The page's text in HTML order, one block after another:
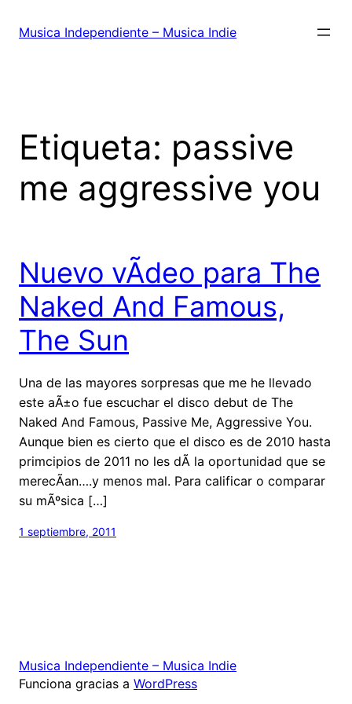
Musica Independiente – Musica Indie
Etiqueta: passive
me aggressive you
Nuevo vÃ­deo para The
Naked And Famous,
The Sun
Una de las mayores sorpresas que me he llevado
este aÃ±o fue escuchar el disco debut de The
Naked And Famous, Passive Me, Aggressive You.
Aunque bien es cierto que el disco es de 2010 hasta
primcipios de 2011 no les dÃ­ la oportunidad que se
merecÃ­an….y menos mal. Para calificar o comparar
su mÃºsica […]
1 septiembre, 2011
Musica Independiente – Musica Indie
Funciona gracias a WordPress